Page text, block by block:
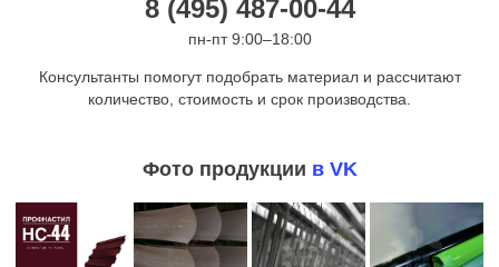
8 (495) 487-00-44
пн-пт 9:00–18:00
Консультанты помогут подобрать материал и рассчитают
количество, стоимость и срок производства.
Фото продукции в VK